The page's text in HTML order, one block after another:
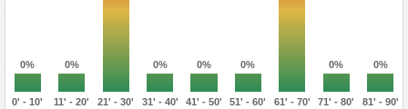
0% 0% 0% 0% 0% 0% 0%
0' - 10' 11' - 20' 21' - 30' 31' - 40' 41' - 50' 51' - 60' 61' - 70' 71' - 80' 81' - 90'